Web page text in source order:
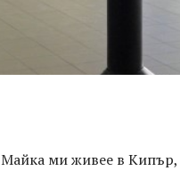
Майка ми живее в Кипър,